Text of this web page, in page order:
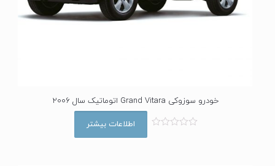
خودرو سوزوکی Grand Vitara اتوماتیک سال 2006
اطلاعات بیشتر